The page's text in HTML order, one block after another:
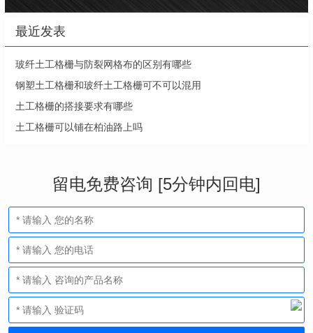
最近发表
玻纤土工格栅与防裂网格布的区别有哪些
钢塑土工格栅和玻纤土工格栅可不可以混用
土工格栅的搭接要求有哪些
土工格栅可以铺在柏油路上吗
留电免费咨询 [5分钟内回电]